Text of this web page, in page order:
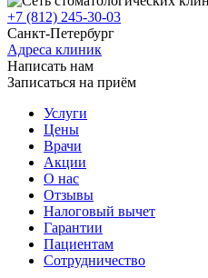
+7 (812) 245-30-03
Санкт-Петербург
Адреса клиник
Написать нам
Записаться на приём
Услуги
Цены
Врачи
Акции
О нас
Отзывы
Налоговый вычет
Гарантии
Пациентам
Сотрудничество